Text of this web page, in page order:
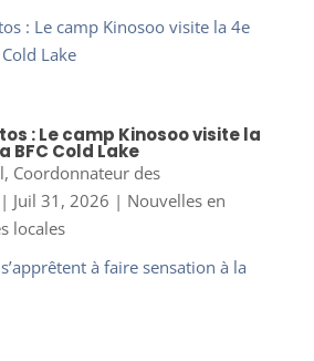
: Le camp Kinosoo visite la
BFC Cold Lake
Coordonnateur des
Juil 31, 2026 | Nouvelles en
locales